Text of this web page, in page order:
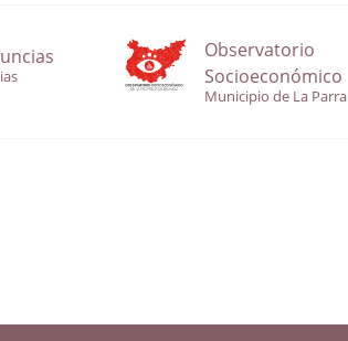
Observatorio
Socioeconómico
Municipio de La Parra